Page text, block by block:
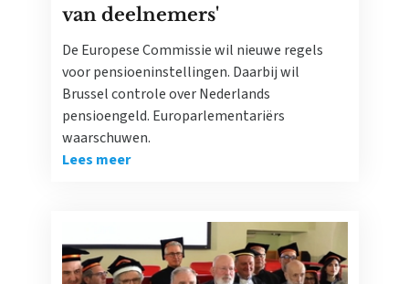
van deelnemers'
De Europese Commissie wil nieuwe regels
voor pensioeninstellingen. Daarbij wil
Brussel controle over Nederlands
pensioengeld. Europarlementariërs
waarschuwen.
Lees meer